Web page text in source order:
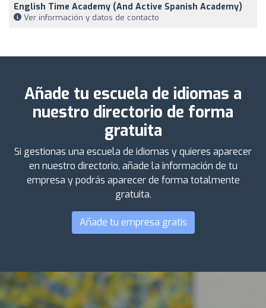
English Time Academy (and Active Spanish Academy)
Ver información y datos de contacto
Añade tu escuela de idiomas a
nuestro directorio de forma
gratuita
Si gestionas una escuela de idiomas y quieres aparecer
en nuestro directorio, añade la información de tu
empresa y podrás aparecer de forma totalmente
gratuita.
Añade tu empresa gratis